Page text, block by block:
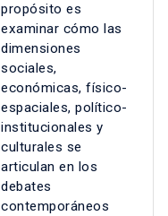
propósito es
examinar cómo las
dimensiones
sociales,
económicas, físico-
espaciales, político-
institucionales y
culturales se
articulan en los
debates
contemporáneos